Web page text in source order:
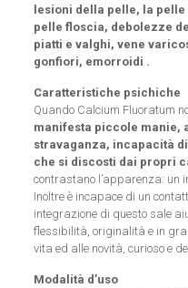
lesioni della pelle, la
pelle floscia, debolezze
piatti e valghi, vene
gonfiori, emorroidi .
Caratteristiche psichiche
Quando Calcium Fluoratum
manifesta piccole manie,
stravaganza, incapacità
che si discosti dai propri
contrastano l’apparenza: un
Inoltre è incapace di un
integrazione di questo sale
flessibilità, originalità e in
vita ed alle novità, curioso e
Modalità d’uso